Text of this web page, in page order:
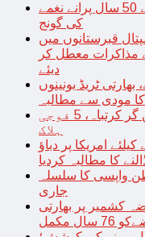
اسکینڈے نیوین ممالک میں فلسطین کے 50 سال پرانے نغمے
کی گونج
قبرستانوں میں
مذاکرات معطل کر
دیئے
ٹریڈ یونینوں
کا مودی سے مطالبہ
امریکی جنگی طیارہ بحیرہ روم میں گر کرتباہ، 5 فوجی
ہلاک
امریکا پر دباؤ
کا مطالبہ کردیا
واپسی کا سلسلہ
جاری
کشمیر پر بھارتی
مکمل